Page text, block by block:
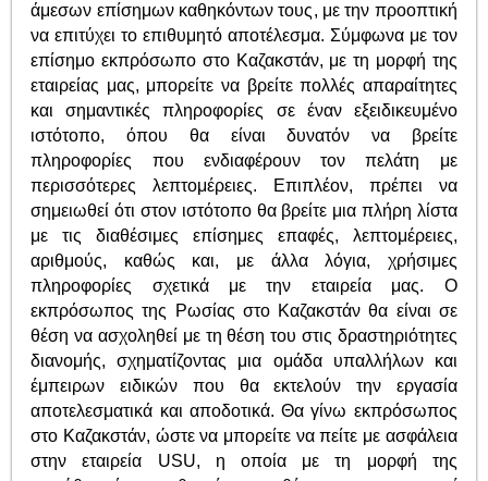
άμεσων επίσημων καθηκόντων τους, με την προοπτική
να επιτύχει το επιθυμητό αποτέλεσμα. Σύμφωνα με τον
επίσημο εκπρόσωπο στο Καζακστάν, με τη μορφή της
εταιρείας μας, μπορείτε να βρείτε πολλές απαραίτητες
και σημαντικές πληροφορίες σε έναν εξειδικευμένο
ιστότοπο, όπου θα είναι δυνατόν να βρείτε
πληροφορίες που ενδιαφέρουν τον πελάτη με
περισσότερες λεπτομέρειες. Επιπλέον, πρέπει να
σημειωθεί ότι στον ιστότοπο θα βρείτε μια πλήρη λίστα
με τις διαθέσιμες επίσημες επαφές, λεπτομέρειες,
αριθμούς, καθώς και, με άλλα λόγια, χρήσιμες
πληροφορίες σχετικά με την εταιρεία μας. Ο
εκπρόσωπος της Ρωσίας στο Καζακστάν θα είναι σε
θέση να ασχοληθεί με τη θέση του στις δραστηριότητες
διανομής, σχηματίζοντας μια ομάδα υπαλλήλων και
έμπειρων ειδικών που θα εκτελούν την εργασία
αποτελεσματικά και αποδοτικά. Θα γίνω εκπρόσωπος
στο Καζακστάν, ώστε να μπορείτε να πείτε με ασφάλεια
στην εταιρεία USU, η οποία με τη μορφή της